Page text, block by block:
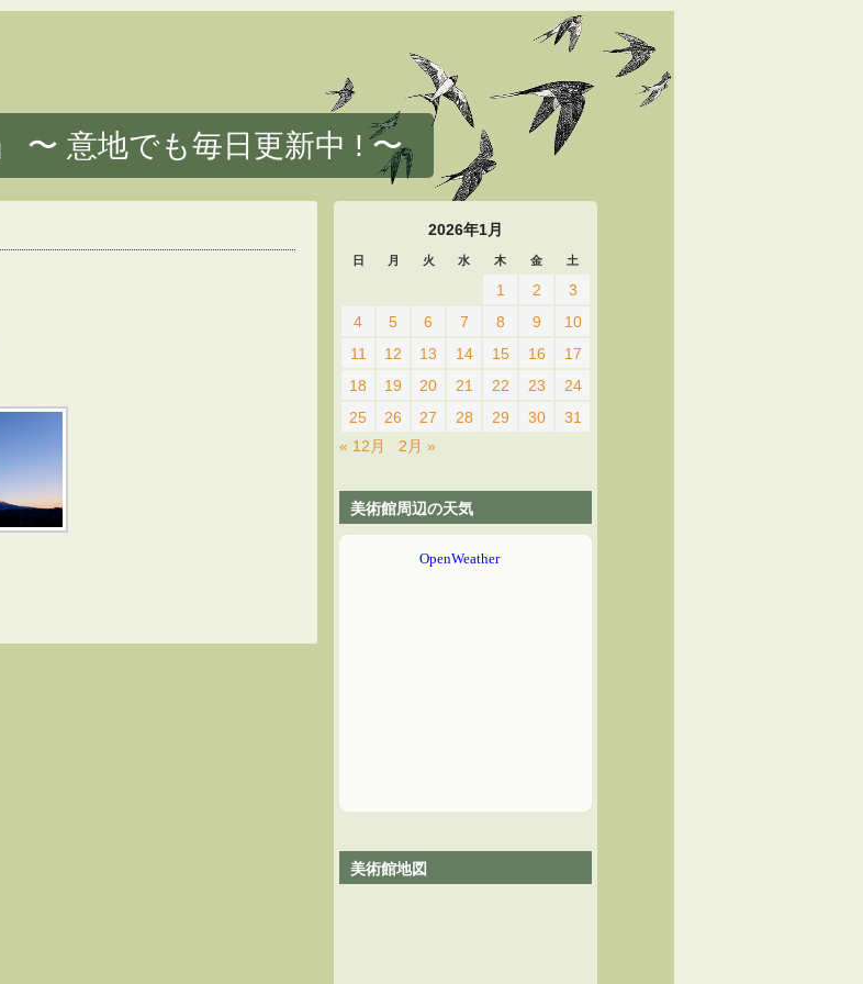
〜 意地でも毎日更新中 ! 〜
2026年1月
日 月 火 水 木 金 土
1 2
3
4
5 6 7 8 9
10
11
12 13 14 15 16
17
18
19 20 21 22 23
24
25
26 27 28 29 30
31
« 12月
2月 »
美術館周辺の天気
美術館地図